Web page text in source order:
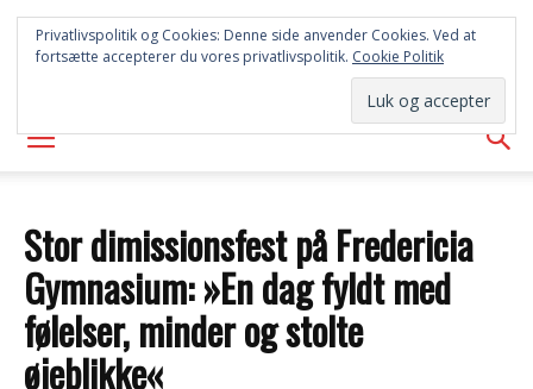
SYD
AVISEN
Stor dimissionsfest på Fredericia
Gymnasium: »En dag fyldt med
følelser, minder og stolte
øjeblikke«
Privatlivspolitik og Cookies: Denne side anvender Cookies. Ved at
fortsætte accepterer du vores privatlivspolitik. Cookie Politik